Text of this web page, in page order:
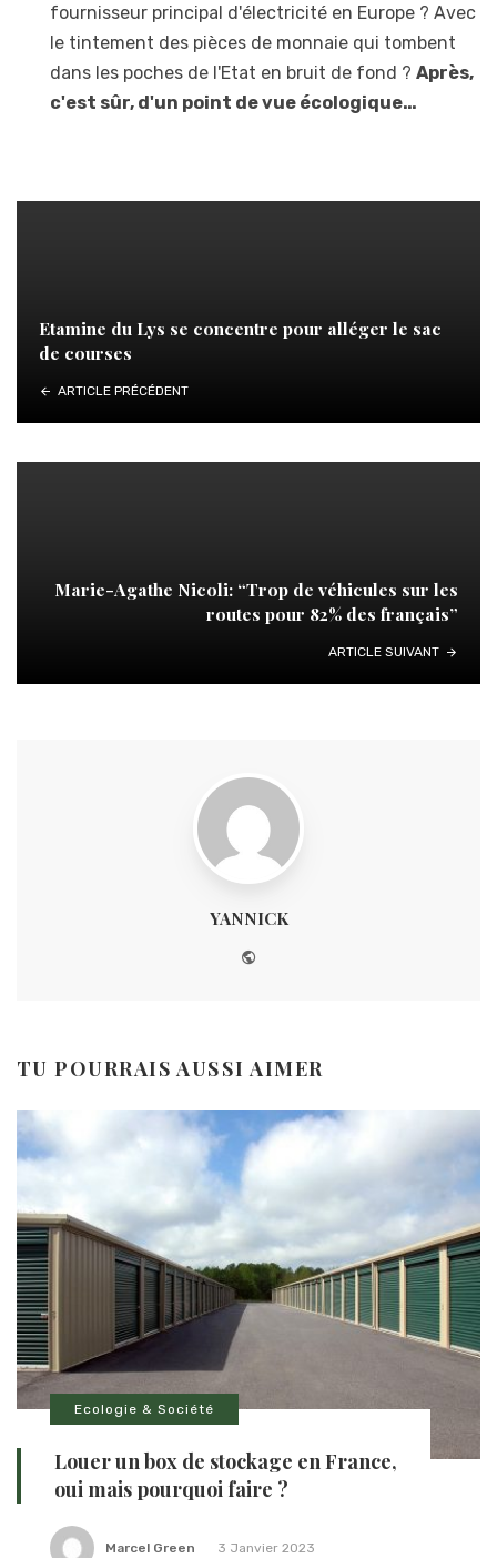
fournisseur principal d'électricité en Europe ? Avec
le tintement des pièces de monnaie qui tombent
dans les poches de l'Etat en bruit de fond ? Après,
c'est sûr, d'un point de vue écologique…
Etamine du Lys se concentre pour alléger le sac
de courses
ARTICLE PRÉCÉDENT
Marie-Agathe Nicoli: “Trop de véhicules sur les
routes pour 82% des français”
ARTICLE SUIVANT
YANNICK
TU POURRAIS AUSSI AIMER
Ecologie & Société
Louer un box de stockage en France,
oui mais pourquoi faire ?
Marcel Green 3 Janvier 2023